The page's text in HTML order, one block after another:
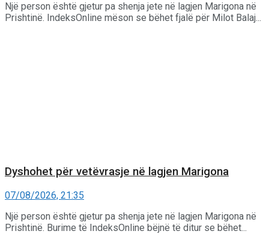
Një person është gjetur pa shenja jete në lagjen Marigona në
Prishtinë. IndeksOnline mëson se bëhet fjalë për Milot Balaj...
Dyshohet për vetëvrasje në lagjen Marigona
07/08/2026, 21:35
Një person është gjetur pa shenja jete në lagjen Marigona në
Prishtinë. Burime të IndeksOnline bëjnë të ditur se bëhet...